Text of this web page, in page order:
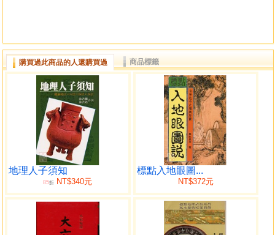
予有地理五訣，一部共八危，陽宅三要，一部共四卷，
但地理條目甚繁，殊難盡錄，今僅開其大端已耳。
五行歌訣羅盤學法
論龍生旺死絕形
三卷
穴分陰陽富貴貧賤
四卷
砂形貴賤得位夫位
購買過此商品的人還購買過 商品標籤
地理人子須知
85折 NT$340元
標點入地眼圖...
NT$372元